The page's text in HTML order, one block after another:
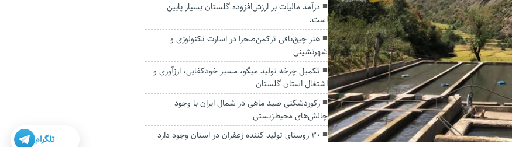
درآمد مالیات بر ارزش‌افزوده گلستان بسیار پایین
است.
هنر چیق‌بافی ترکمن‌صحرا در اسارت تکنولوژی و
شهرنشینی
تکمیل چرخه تولید میگو، مسیر خودکفایی، ارزآوری و
اشتغال استان گلستان
رکوردشکنی صید ماهی در شمال ایران با وجود
چالش‌های محیط‌زیستی
۳۰ روستای تولید کننده زعفران در استان وجود دارد
تلگرام